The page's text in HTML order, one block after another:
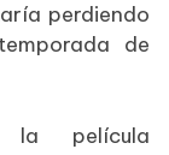
perdiendo
de
la película